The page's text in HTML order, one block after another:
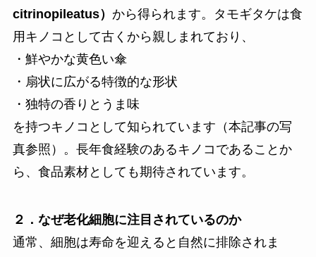
citrinopileatus） から得られます。タモギタケは食
用キノコとして古くから親しまれており、
・鮮やかな黄色い傘
・扇状に広がる特徴的な形状
・独特の香りとうま味
を持つキノコとして知られています（本記事の写
真参照）。長年食経験のあるキノコであることか
ら、食品素材としても期待されています。
２．なぜ老化細胞に注目されているのか
通常、細胞は寿命を迎えると自然に排除されま